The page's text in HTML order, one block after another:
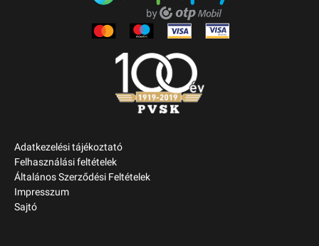
Adatkezelési tájékoztató
Felhasználási feltételek
Általános Szerződési Feltételek
Impresszum
Sajtó